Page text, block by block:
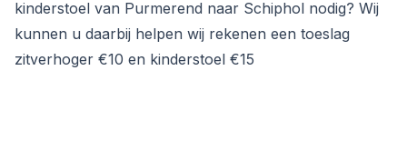
kinderstoel van Purmerend naar Schiphol nodig? Wij
kunnen u daarbij helpen wij rekenen een toeslag
zitverhoger €10 en kinderstoel €15